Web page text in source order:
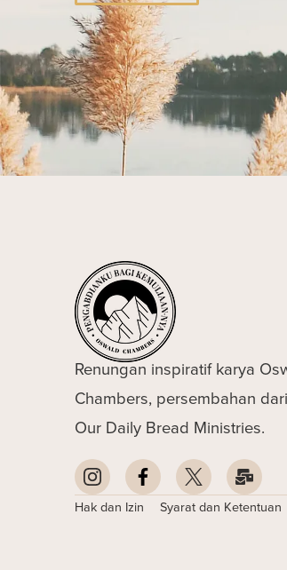
Renungan inspiratif karya
Chambers, persembahan dari
Our Daily Bread Ministries.
Hak dan Izin Syarat dan Ketentuan